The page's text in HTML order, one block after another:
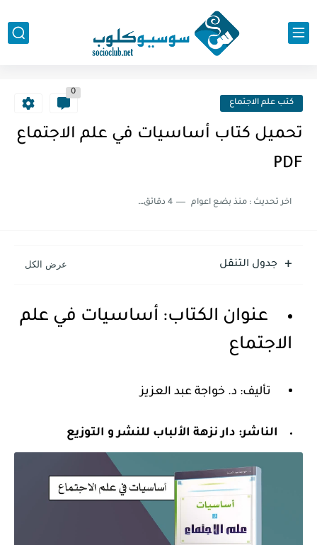
كتب علم الاجتماع
0
تحميل كتاب أساسيات في علم الاجتماع
PDF
اخر تحديث :منذ بضع اعوام 4 دقائق للقراءة
جدول التنقل
عنوان الكتاب: أساسيات في علم
الاجتماع
تأليف: د. خواجة عبد العزيز
الناشر: دار نزهة الألباب للنشر و التوزيع